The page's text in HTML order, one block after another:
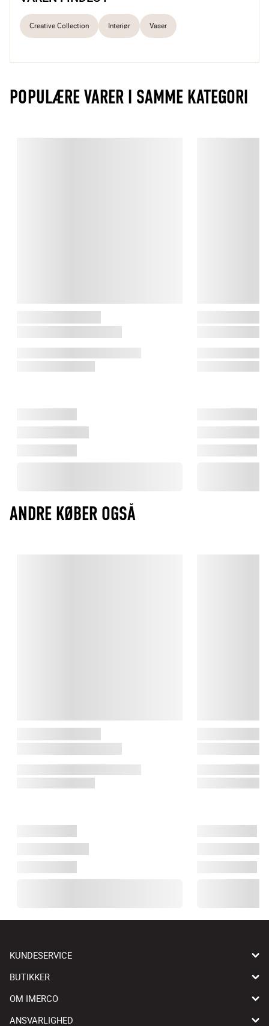
Creative Collection Interiør Vaser
POPULÆRE VARER I SAMME KATEGORI
ANDRE KØBER OGSÅ
KUNDESERVICE
BUTIKKER
OM IMERCO
ANSVARLIGHED